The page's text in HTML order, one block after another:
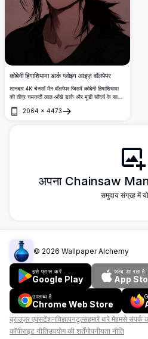
कोबेनी हिगाशियामा डार्क ग्लोइंग आइज़ वॉलपेपर
शानदार 4K चेनसॉ मैन वॉलपेपर जिसमें कोबेनी हिगाशियामा
की तीव्र चमकती लाल आँखें डार्क और मूडी सौंदर्य के साथ
दिखाई देती हैं। नाटकीय प्रकाश व्यवस्था और गहरी छाया के
साथ उच्च रिज़ॉल्यूशन डिजिटल एनीमे आर्ट।
2064 × 4473
खोलें
अपना Chainsaw Man
समुदाय संग्रह में
© 2026 Wallpaper Alchemy
इसे प्राप्त करें
Google Play
जल्द आ रहा है
App
उपलब्ध है
Chrome Web Store
ब्राउज़र एक्सटेंशनविज्ञापनटूल्सहमारे बारे मेंहमसे संपर्क
कॉपीराइट नीतिउपयोग की शर्तेंगोपनीयता नीति